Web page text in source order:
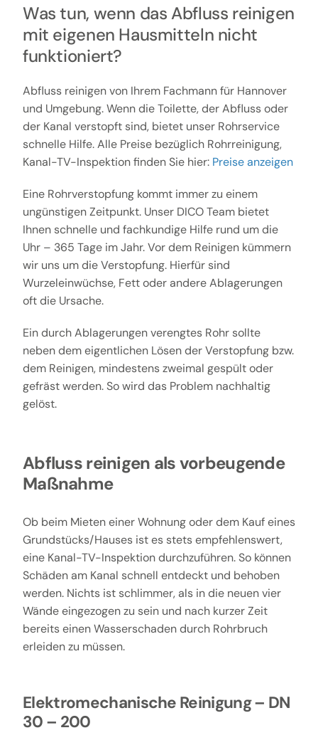
Was tun, wenn das Abfluss reinigen
mit eigenen Hausmitteln nicht
funktioniert?
Abfluss reinigen von Ihrem Fachmann für Hannover
und Umgebung. Wenn die Toilette, der Abfluss oder
der Kanal verstopft sind, bietet unser Rohrservice
schnelle Hilfe. Alle Preise bezüglich Rohrreinigung,
Kanal-TV-Inspektion finden Sie hier: Preise anzeigen
Eine Rohrverstopfung kommt immer zu einem
ungünstigen Zeitpunkt. Unser DICO Team bietet
Ihnen schnelle und fachkundige Hilfe rund um die
Uhr – 365 Tage im Jahr. Vor dem Reinigen kümmern
wir uns um die Verstopfung. Hierfür sind
Wurzeleinwüchse, Fett oder andere Ablagerungen
oft die Ursache.
Ein durch Ablagerungen verengtes Rohr sollte
neben dem eigentlichen Lösen der Verstopfung bzw.
dem Reinigen, mindestens zweimal gespült oder
gefräst werden. So wird das Problem nachhaltig
gelöst.
Abfluss reinigen als vorbeugende
Maßnahme
Ob beim Mieten einer Wohnung oder dem Kauf eines
Grundstücks/Hauses ist es stets empfehlenswert,
eine Kanal-TV-Inspektion durchzuführen. So können
Schäden am Kanal schnell entdeckt und behoben
werden. Nichts ist schlimmer, als in die neuen vier
Wände eingezogen zu sein und nach kurzer Zeit
bereits einen Wasserschaden durch Rohrbruch
erleiden zu müssen.
Elektromechanische Reinigung – DN
30 – 200